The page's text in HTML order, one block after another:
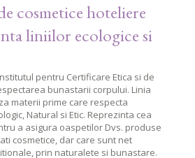
cosmetice hoteliere
liniilor ecologice si
pentru Certificare Etica si de
bunastarii corpului. Linia
materii prime care respecta
Natural si Etic. Reprezinta cea
a asigura oaspetilor Dvs. produse
cosmetice, dar care sunt net
prin naturalete si bunastare.